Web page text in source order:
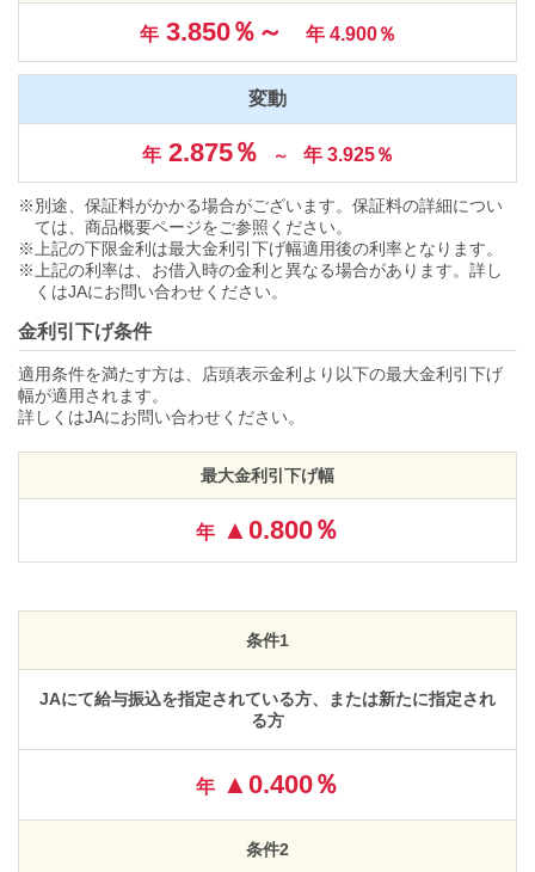
年3.850％～ 年 4.900％
変動
年2.875％ ～ 年 3.925％
別途、保証料がかかる場合がございます。保証料の詳細につい
ては、商品概要ページをご参照ください。
上記の下限金利は最大金利引下げ幅適用後の利率となります。
上記の利率は、お借入時の金利と異なる場合があります。詳し
くはJAにお問い合わせください。
金利引下げ条件
適用条件を満たす方は、店頭表示金利より以下の最大金利引下げ
幅が適用されます。
詳しくはJAにお問い合わせください。
最大金利引下げ幅
年 ▲0.800％
条件1
JAにて給与振込を指定されている方、または新たに指定され
る方
年 ▲0.400％
条件2